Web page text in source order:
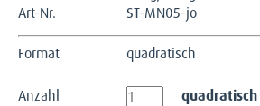
Art-Nr.
ST-MN05-jo
Format quadratisch
Anzahl quadratisch